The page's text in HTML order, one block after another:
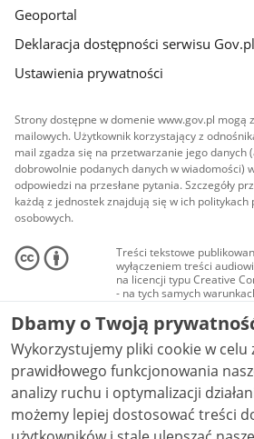
Geoportal
Deklaracja dostępności serwisu Gov.pl
Ustawienia prywatności
Strony dostępne w domenie www.gov.pl mogą
mailowych. Użytkownik korzystający z
mail zgadza się na przetwarzanie jego danych
dobrowolnie podanych danych w wiadomości)
odpowiedzi na przesłane pytania. Szczegóły
każdą z jednostek znajdują się w ich
osobowych.
Treści tekstowe
wyłączeniem treści
na licencji typu Creative
- na tych samych
Materiały audiowizualne,
audio i wideo, są
Creative Commons:
niekomercyjne - bez
NC-ND 4.0), o ile nie jest to
Dbamy o Twoją
Wykorzystujemy pliki cookie w celu
prawidłowego funkcjonowania
analizy ruchu i optymalizacji działania
możemy lepiej dostosować treści